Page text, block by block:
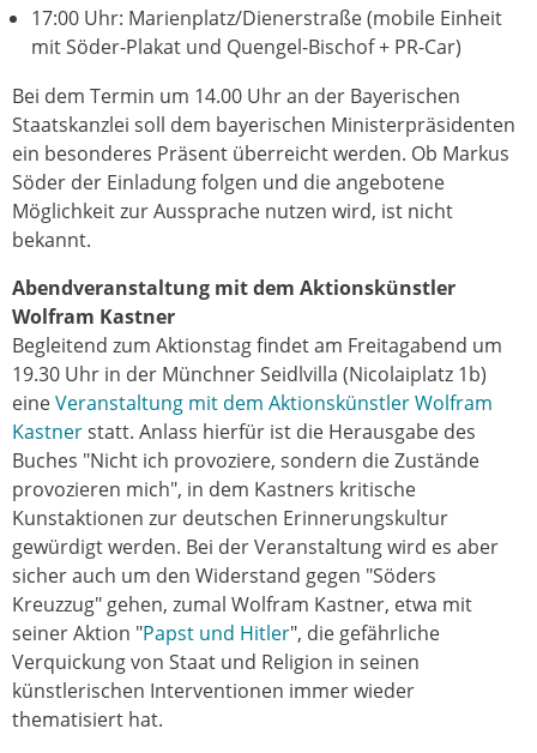
17:00 Uhr: Marienplatz/Dienerstraße (mobile Einheit
mit Söder-Plakat und Quengel-Bischof + PR-Car)
Bei dem Termin um 14.00 Uhr an der Bayerischen
Staatskanzlei soll dem bayerischen Ministerpräsidenten
ein besonderes Präsent überreicht werden. Ob Markus
Söder der Einladung folgen und die angebotene
Möglichkeit zur Aussprache nutzen wird, ist nicht
bekannt.
Abendveranstaltung mit dem Aktionskünstler
Wolfram Kastner
Begleitend zum Aktionstag findet am Freitagabend um
19.30 Uhr in der Münchner Seidlvilla (Nicolaiplatz 1b)
eineVeranstaltung mit dem Aktionskünstler Wolfram
Kastnerstatt. Anlass hierfür ist die Herausgabe des
Buches "Nicht ich provoziere, sondern die Zustände
provozieren mich", in dem Kastners kritische
Kunstaktionen zur deutschen Erinnerungskultur
gewürdigt werden. Bei der Veranstaltung wird es aber
sicher auch um den Widerstand gegen "Söders
Kreuzzug" gehen, zumal Wolfram Kastner, etwa mit
seiner Aktion "Papst und Hitler", die gefährliche
Verquickung von Staat und Religion in seinen
künstlerischen Interventionen immer wieder
thematisiert hat.